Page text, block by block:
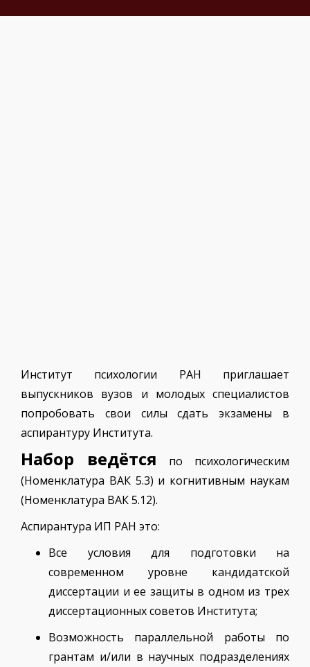
Институт психологии РАН приглашает
выпускников вузов и молодых специалистов
попробовать свои силы сдать экзамены в
аспирантуру Института.
Набор ведётся по психологическим
(Номенклатура ВАК 5.3) и когнитивным наукам
(Номенклатура ВАК 5.12).
Аспирантура ИП РАН это:
Все условия для подготовки на
современном уровне кандидатской
диссертации и ее защиты в одном из трех
диссертационных советов Института;
Возможность параллельной работы по
грантам и/или в научных подразделениях